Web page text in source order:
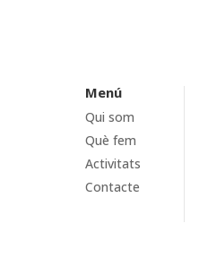
Menú
Qui som
Què fem
Activitats
Contacte